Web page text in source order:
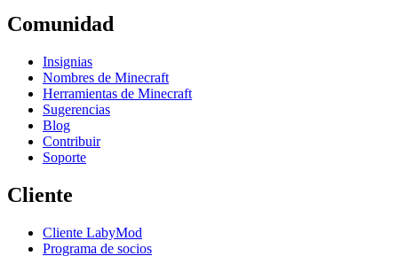
Comunidad
Insignias
Nombres de Minecraft
Herramientas de Minecraft
Sugerencias
Blog
Contribuir
Soporte
Cliente
Cliente LabyMod
Programa de socios